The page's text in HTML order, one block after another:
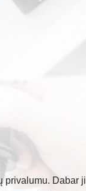
privalumu. Dabar ji